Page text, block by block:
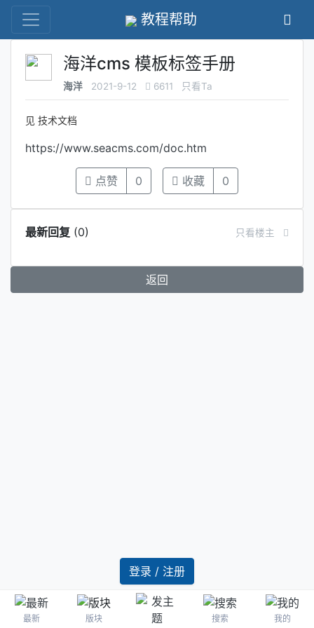
最新 版块 搜索 我的
登录 / 注册
教程帮助
海洋cms 模板标签手册
海洋 2021-9-12 6611 只看Ta
见 技术文档
https://www.seacms.com/doc.htm
点赞 0 收藏 0
最新回复 (0) 只看楼主
返回